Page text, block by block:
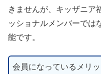
きませんが、キッザニア
ッショナルメンバーでは
能です。
会員になっているメリ